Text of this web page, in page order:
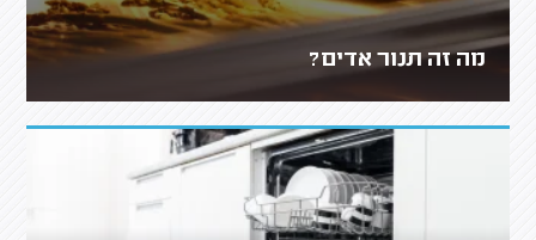
מה זה תנור אדים?